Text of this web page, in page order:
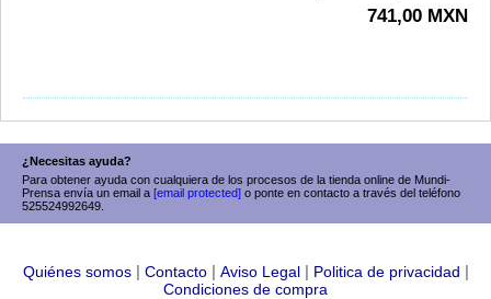
741,00 MXN
¿Necesitas ayuda?
Para obtener ayuda con cualquiera de los procesos de la tienda online de Mundi-
Prensa envía un email a [email protected] o ponte en contacto a través del teléfono
525524992649.
Quiénes somos| Contacto| Aviso Legal| Politica de privacidad |
Condiciones de compra